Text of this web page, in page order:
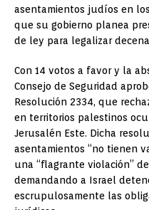
asentamientos judíos en
que su gobierno planea
de ley para legalizar
Con 14 votos a favor y la
Consejo de Seguridad
Resolución 2334, que
en territorios palestinos
Jerusalén Este. Dicha
asentamientos “no tienen
una “flagrante violación”
demandando a Israel
escrupulosamente las